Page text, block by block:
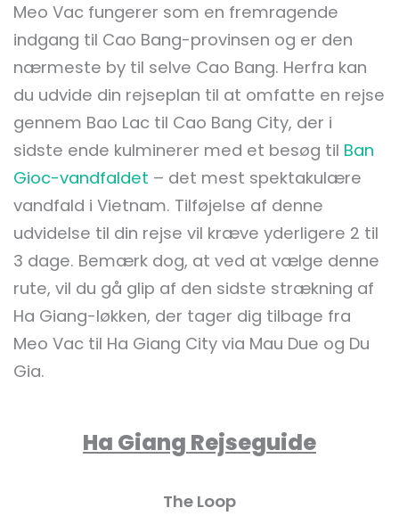
Meo Vac fungerer som en fremragende
indgang til Cao Bang-provinsen og er den
nærmeste by til selve Cao Bang. Herfra kan
du udvide din rejseplan til at omfatte en rejse
gennem Bao Lac til Cao Bang City, der i
sidste ende kulminerer med et besøg til Ban
Gioc-vandfaldet – det mest spektakulære
vandfald i Vietnam. Tilføjelse af denne
udvidelse til din rejse vil kræve yderligere 2 til
3 dage. Bemærk dog, at ved at vælge denne
rute, vil du gå glip af den sidste strækning af
Ha Giang-løkken, der tager dig tilbage fra
Meo Vac til Ha Giang City via Mau Due og Du
Gia.
Ha Giang Rejseguide
The Loop